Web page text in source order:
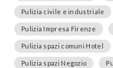
Pulizia civile e industriale
Pulizia Impresa Firenze
Pulizia spazi comuni Hotel
Pulizia spazi Negozio